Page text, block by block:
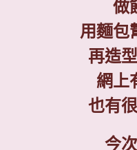
做
用麵包
再造
網上
也有
今